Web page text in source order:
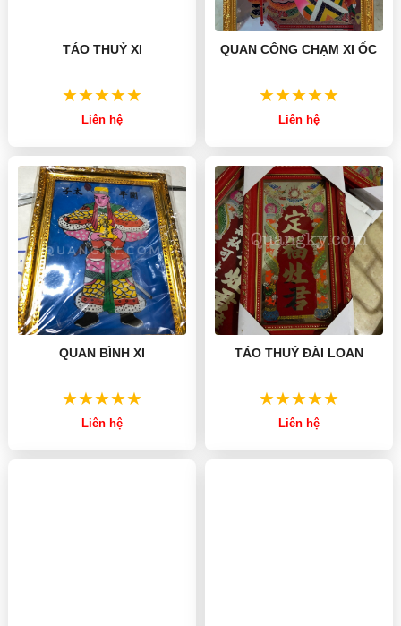
TÁO THUỶ XI
Liên hệ
QUAN CÔNG CHẠM XI ỐC
Liên hệ
QUAN BÌNH XI
Liên hệ
TÁO THUỶ ĐÀI LOAN
Liên hệ